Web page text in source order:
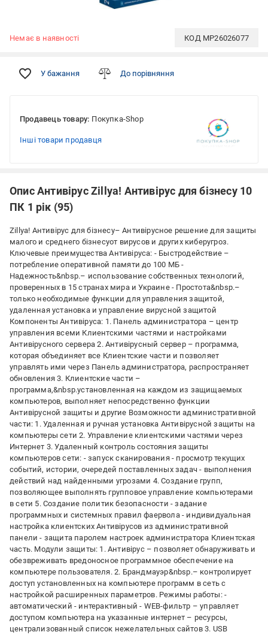
Немає в наявності КОД MP26026077
У бажання До порівняння
Продавець товару: Покупка-Shop
Інші товари продавця
Опис Антивірус Zillya! Антивірус для бізнесу 10
ПК 1 рік (95)
Zillya! Антивірус для бізнесу– Антивірусное решение для защиты
малого и среднего бізнесуот вирусов и других киберугроз.
Ключевые преимущества Антивіруса: - Быстродействие –
потребление оперативной памяти до 100 МБ -
Надежность&nbsp.– использование собственных технологий,
проверенных в 15 странах мира и Украине - Простота&nbsp.–
только необходимые функции для управления защитой,
удаленная установка и управление вирусной защитой
Компоненты Антивіруса: 1. Панель администратора – центр
управления всеми Клиентскими частями и настройками
Антивірусного сервера 2. Антивірусный сервер – программа,
которая объединяет все Клиентские части и позволяет
управлять ими через Панель администратора, распространяет
обновления 3. Клиентские части –
программа,&nbsp.установленная на каждом из защищаемых
компьютеров, выполняет непосредственно функции
Антивірусной защиты и другие Возможности административной
части: 1. Удаленная и ручная установка Антивірусной защиты на
компьютеры сети 2. Управление клиентскими частями через
Интернет 3. Удаленный контроль состояния защиты
компьютеров сети: - запуск сканирования - просмотр текущих
событий, истории, очередей поставленных задач - выполнения
действий над найденными угрозами 4. Создание групп,
позволяющее выполнять групповое управление компьютерами
в сети 5. Создание политик безопасности - задание
программных и системных правил фаервола - индивидуальная
настройка клиентских Антивірусов из административной
панели - защита паролем настроек администратора Клиентская
часть. Модули защиты: 1. Антивірус – позволяет обнаруживать и
обезвреживать вредоносное программное обеспечение на
компьютере пользователя. 2. Брандмауэр&nbsp.– контролирует
доступ установленных на компьютере программ в сеть с
настройкой расширенных параметров. Режимы работы: -
автоматический - интерактивный - WEB-фильтр – управляет
доступом компьютера на указанные интернет – ресурсы,
централизованный список нежелательных сайтов 3. USB